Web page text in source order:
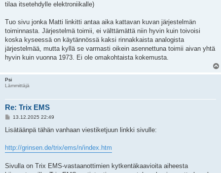
tilaa itsetehdylle elektroniikalle)
Tuo sivu jonka Matti linkitti antaa aika kattavan kuvan järjestelmän
toiminnasta. Järjestelmä toimii, ei välttämättä niin hyvin kuin toivoisi
koska kyseessä on käytännössä kaksi rinnakkaista analogista
järjestelmää, mutta kyllä se varmasti oikein asennettuna toimii aivan yhtä
hyvin kuin vuonna 1973. Ei ole omakohtaista kokemusta.
Psi
Lämmittäjä
Re: Trix EMS
V
e
i
13.12.2025 22:49
Lisätäänpä tähän vanhaan viestiketjuun linkki sivulle:
http://grinsen.de/trix/ems/n/index.htm
Sivulla on Trix EMS-vastaanottimien kytkentäkaavioita aiheesta